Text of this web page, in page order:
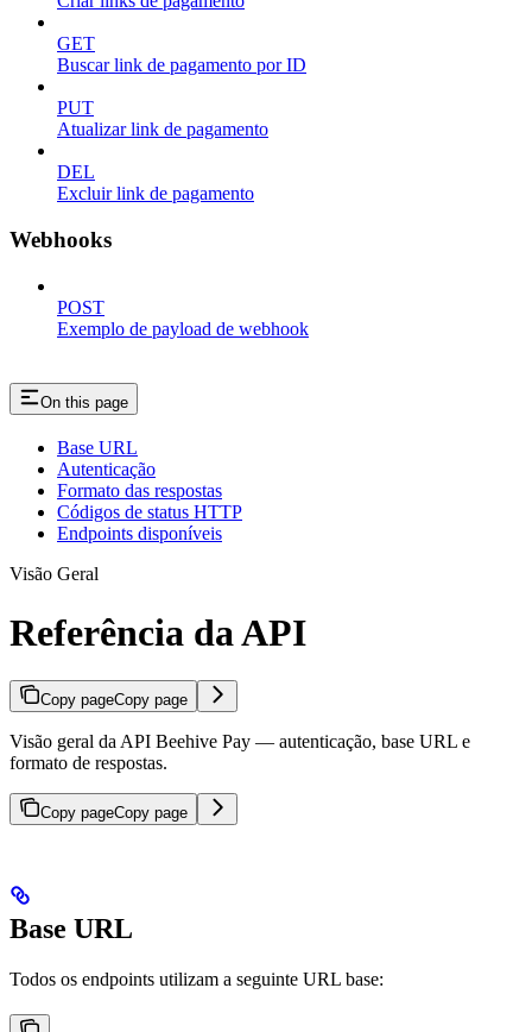
GET
Buscar link de pagamento por ID
PUT
Atualizar link de pagamento
DEL
Excluir link de pagamento
Webhooks
POST
Exemplo de payload de webhook
On this page
Base URL
Autenticação
Formato das respostas
Códigos de status HTTP
Endpoints disponíveis
Visão Geral
Referência da API
Copy pageCopy page
Visão geral da API Beehive Pay — autenticação, base URL e
formato de respostas.
Copy pageCopy page
Base URL
Todos os endpoints utilizam a seguinte URL base: